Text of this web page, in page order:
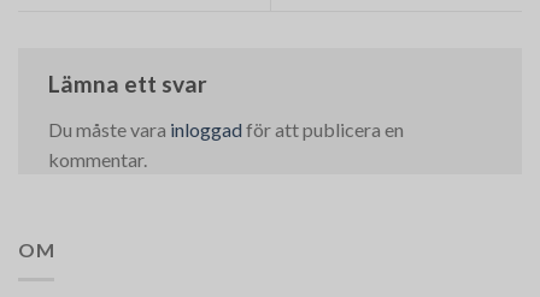
Lämna ett svar
Du måste vara inloggad för att publicera en
kommentar.
OM